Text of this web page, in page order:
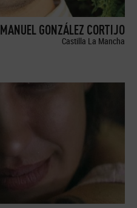
MANUEL GONZÁLEZ CORTIJO
Castilla La Mancha